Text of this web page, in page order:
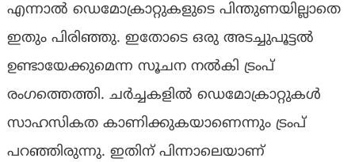
എന്നാല്‍ ഡെമോക്രാറ്റുകളുടെ പിന്തുണയില്ലാതെ
ഇതും പിരിഞ്ഞു. ഇതോടെ ഒരു അടച്ചുപൂട്ടല്‍
ഉണ്ടായേക്കുമെന്ന സൂചന നല്‍കി ട്രംപ്
രംഗത്തെത്തി. ചര്‍ച്ചകളില്‍ ഡെമോക്രാറ്റുകള്‍
സാഹസികത കാണിക്കുകയാണെന്നും ട്രംപ്
പറഞ്ഞിരുന്നു. ഇതിന് പിന്നാലെയാണ്